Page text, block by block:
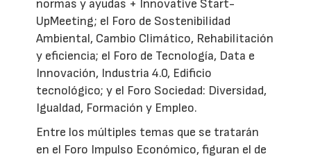
normas y ayudas + Innovative Start-
UpMeeting; el Foro de Sostenibilidad
Ambiental, Cambio Climático, Rehabilitación
y eficiencia; el Foro de Tecnología, Data e
Innovación, Industria 4.0, Edificio
tecnológico; y el Foro Sociedad: Diversidad,
Igualdad, Formación y Empleo.
Entre los múltiples temas que se tratarán
en el Foro Impulso Económico, figuran el de